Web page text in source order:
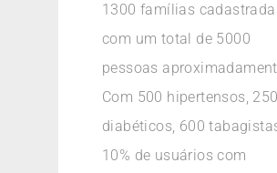
1300 famílias
com um total de 5000
pessoas
Com 500 hipertensos, 250
diabéticos, 600
10% de usuários com